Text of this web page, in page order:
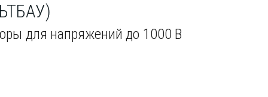
для напряжений до 1000 В